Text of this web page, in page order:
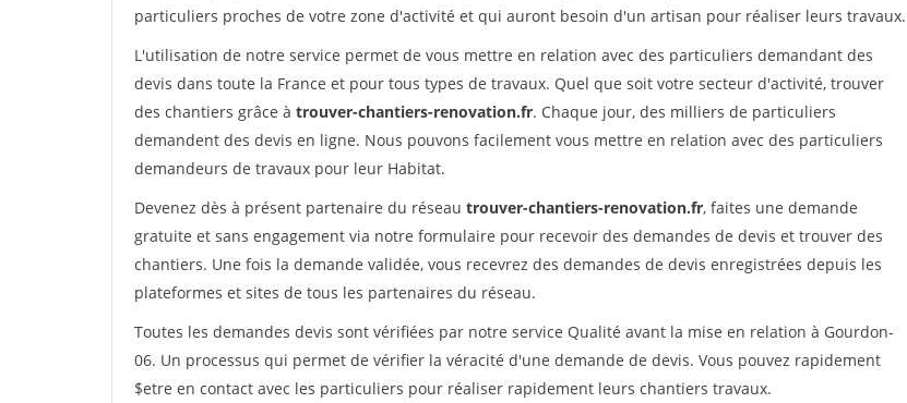
particuliers proches de votre zone d'activité et qui auront besoin d'un artisan pour réaliser leurs travaux.
L'utilisation de notre service permet de vous mettre en relation avec des particuliers demandant des
devis dans toute la France et pour tous types de travaux. Quel que soit votre secteur d'activité, trouver
des chantiers grâce à trouver-chantiers-renovation.fr. Chaque jour, des milliers de particuliers
demandent des devis en ligne. Nous pouvons facilement vous mettre en relation avec des particuliers
demandeurs de travaux pour leur Habitat.
Devenez dès à présent partenaire du réseau trouver-chantiers-renovation.fr, faites une demande
gratuite et sans engagement via notre formulaire pour recevoir des demandes de devis et trouver des
chantiers. Une fois la demande validée, vous recevrez des demandes de devis enregistrées depuis les
plateformes et sites de tous les partenaires du réseau.
Toutes les demandes devis sont vérifiées par notre service Qualité avant la mise en relation à Gourdon-
06. Un processus qui permet de vérifier la véracité d'une demande de devis. Vous pouvez rapidement
$etre en contact avec les particuliers pour réaliser rapidement leurs chantiers travaux.